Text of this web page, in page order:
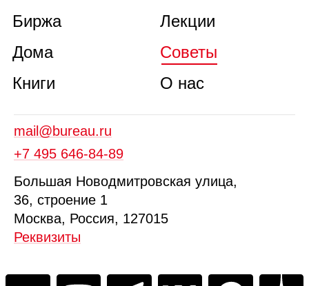
Биржа
Дома
Книги
Лекции
Советы
О нас
mail@bureau.ru
+7 495 646‑84‑89
Большая Новодмитровская улица,
36, строение 1
Москва, Россия, 127015
Реквизиты